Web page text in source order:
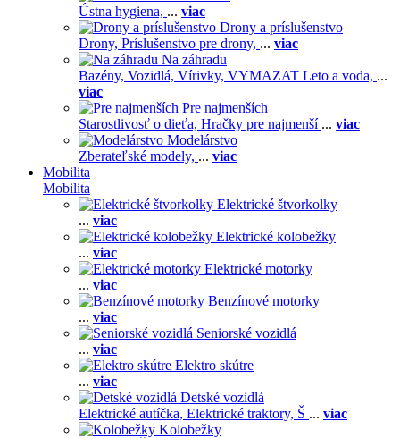
Ústna hygiena, ... viac
Drony a príslušenstvo
Drony, Príslušenstvo pre drony, ... viac
Na záhradu
Bazény, Vozidlá, Vírivky, VYMAZAT Leto a voda, ...
viac
Pre najmenších
Starostlivosť o dieťa, Hračky pre najmenší ... viac
Modelárstvo
Zberateľské modely, ... viac
Mobilita
Mobilita
Elektrické štvorkolky
... viac
Elektrické kolobežky
... viac
Elektrické motorky
... viac
Benzínové motorky
... viac
Seniorské vozidlá
... viac
Elektro skútre
... viac
Detské vozidlá
Elektrické autíčka, Elektrické traktory, Š ... viac
Kolobežky